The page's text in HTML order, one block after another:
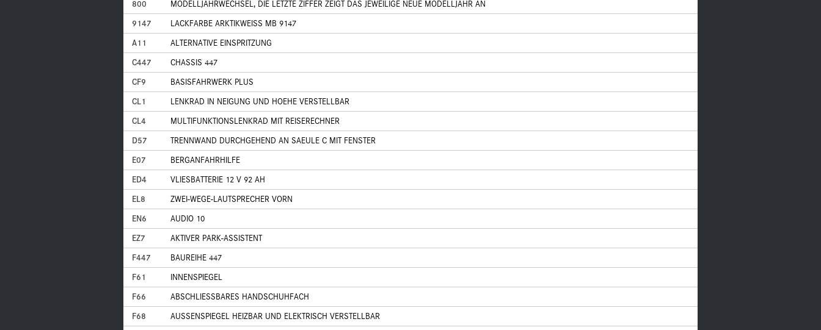
800
MODELLJAHRWECHSEL, DIE LETZTE ZIFFER ZEIGT DAS JEWEILIGE NEUE MODELLJAHR AN
9147
LACKFARBE ARKTIKWEISS MB 9147
A11
ALTERNATIVE EINSPRITZUNG
C447
CHASSIS 447
CF9
BASISFAHRWERK PLUS
CL1
LENKRAD IN NEIGUNG UND HOEHE VERSTELLBAR
CL4
MULTIFUNKTIONSLENKRAD MIT REISERECHNER
D57
TRENNWAND DURCHGEHEND AN SAEULE C MIT FENSTER
E07
BERGANFAHRHILFE
ED4
VLIESBATTERIE 12 V 92 AH
EL8
ZWEI-WEGE-LAUTSPRECHER VORN
EN6
AUDIO 10
EZ7
AKTIVER PARK-ASSISTENT
F447
BAUREIHE 447
F61
INNENSPIEGEL
F66
ABSCHLIESSBARES HANDSCHUHFACH
F68
AUSSENSPIEGEL HEIZBAR UND ELEKTRISCH VERSTELLBAR